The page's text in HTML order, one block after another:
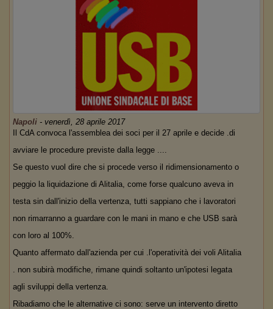
Napoli - venerdì, 28 aprile 2017
Il CdA convoca l'assemblea dei soci per il 27 aprile e decide .di
avviare le procedure previste dalla legge ....
Se questo vuol dire che si procede verso il ridimensionamento o
peggio la liquidazione di Alitalia, come forse qualcuno aveva in
testa sin dall'inizio della vertenza, tutti sappiano che i lavoratori
non rimarranno a guardare con le mani in mano e che USB sarà
con loro al 100%.
Quanto affermato dall'azienda per cui .l'operatività dei voli Alitalia
. non subirà modifiche, rimane quindi soltanto un'ipotesi legata
agli sviluppi della vertenza.
Ribadiamo che le alternative ci sono: serve un intervento diretto